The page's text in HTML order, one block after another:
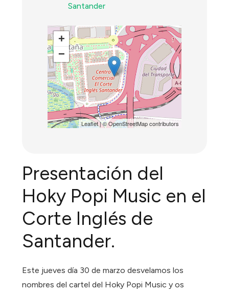
Santander
+
−
Leaflet| ©OpenStreetMapcontributors
Presentación del
Hoky Popi Music en el
Corte Inglés de
Santander.
Este jueves día 30 de marzo desvelamos los
nombres del cartel del Hoky Popi Music y os